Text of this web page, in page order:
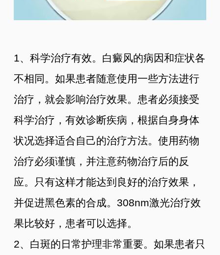
1、科学治疗有效。白癜风的病因和症状各
不相同。如果患者随意使用一些方法进行
治疗，就会影响治疗效果。患者必须接受
科学治疗，有效诊断疾病，根据自身身体
状况选择适合自己的治疗方法。使用药物
治疗必须谨慎，并注意药物治疗后的反
应。只有这样才能达到良好的治疗效果，
并促进黑色素的合成。308nm激光治疗效
果比较好，患者可以选择。
2、白斑的日常护理非常重要。如果患者只